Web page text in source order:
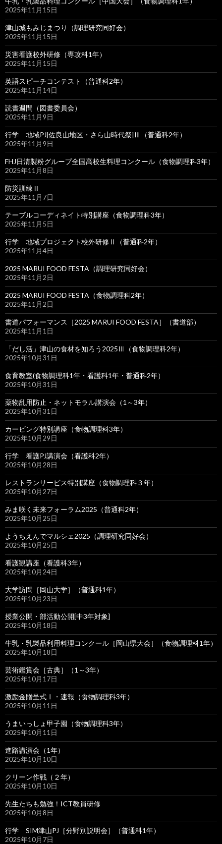
2025年11月15日
津山城もみじまつり（調理研究同好会）
2025年11月15日
災害看護校外研修（専攻科1年）
2025年11月15日
英語スピーチコンテスト（普通科2年）
2025年11月14日
読書週間（図書委員会）
2025年11月9日
行学 地域PJ[佐良山地区・さら山時代祭]Ⅲ（普通科2年）
2025年11月9日
FHJ日清製粉グループ全国高校生料理コンクール（食物調理科3年）
2025年11月8日
防災訓練Ⅱ
2025年11月7日
テーブルコーディネイト特別講座（食物調理科3年）
2025年11月5日
行学 地域プロジェクト校外研修Ⅱ（普通科2年）
2025年11月4日
2025 MARUI FOOD FESTA（調理研究同好会）
2025年11月2日
2025 MARUI FOOD FESTA（食物調理科2年）
2025年11月2日
書道パフォーマンス［2025 MARUI FOOD FESTA］（書道部）
2025年11月1日
「だし活」津山の食材を知ろう2025Ⅲ（食物調理科2年）
2025年10月31日
食育教室(食物調理科1年・看護科1年・普通科2年）
2025年10月31日
薬物乱用防止・ネットモラル講演会（1～3年）
2025年10月31日
カービング特別講座（食物調理科3年）
2025年10月29日
行学 看護PJ講演会（看護科2年）
2025年10月28日
レストランサービス特別講座（食物調理科３年）
2025年10月27日
みま咲く未来フォーラム2025（普通科2年）
2025年10月25日
ようちえんでマルシェ2025（調理研究同好会）
2025年10月25日
看護観講座（看護科3年）
2025年10月24日
大学訪問［岡山大学］（普通科1年）
2025年10月23日
授業公開・部活動公開[中3年対象]
2025年10月18日
牛乳・乳製品利用料理コンクール［岡山県大会］（食物調理科1年）
2025年10月18日
芸術鑑賞会［古典］（1～3年）
2025年10月17日
激励金贈呈式Ⅰ・速報（食物調理科3年）
2025年10月11日
うまいっしょ甲子園（食物調理科3年）
2025年10月11日
進路講演会（1年）
2025年10月10日
クリーン作戦（２年）
2025年10月10日
先生たちも勉強！ICT教員研修
2025年10月8日
行学 SIM津山PJ［分野別説明会］（普通科1年）
2025年10月7日